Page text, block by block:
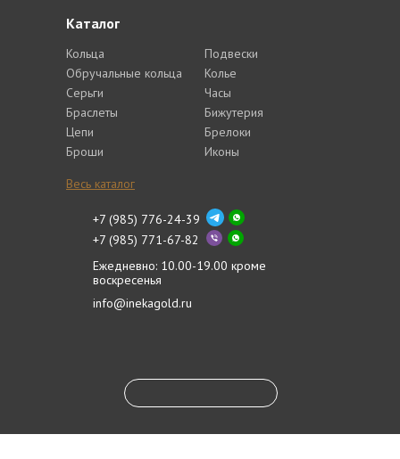
Каталог
Кольца
Обручальные кольца
Серьги
Браслеты
Цепи
Броши
Подвески
Колье
Часы
Бижутерия
Брелоки
Иконы
Весь каталог
+7 (985) 776-24-39
+7 (985) 771-67-82
Ежедневно: 10.00-19.00 кроме
воскресенья
info@inekagold.ru